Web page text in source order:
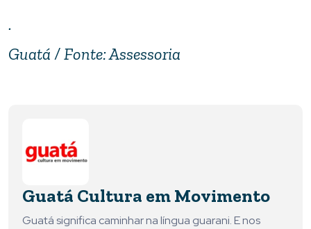
.
Guatá / Fonte: Assessoria
Guatá Cultura em Movimento
Guatá significa caminhar na língua guarani. E nos